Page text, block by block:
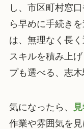
し、市区町村窓
ら早めに手続きを
は、無理なく長
スキルを積み上
プも選べる、志
気になったら、
作業や雰囲気を